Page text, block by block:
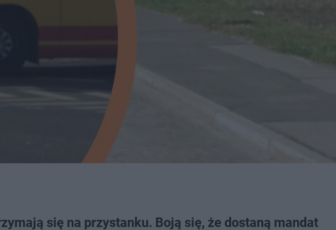
się na przystanku. Boją się, że dostaną mandat